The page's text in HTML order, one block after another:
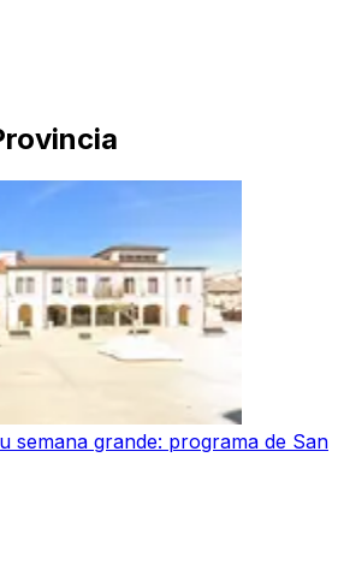
semana grande: programa de San